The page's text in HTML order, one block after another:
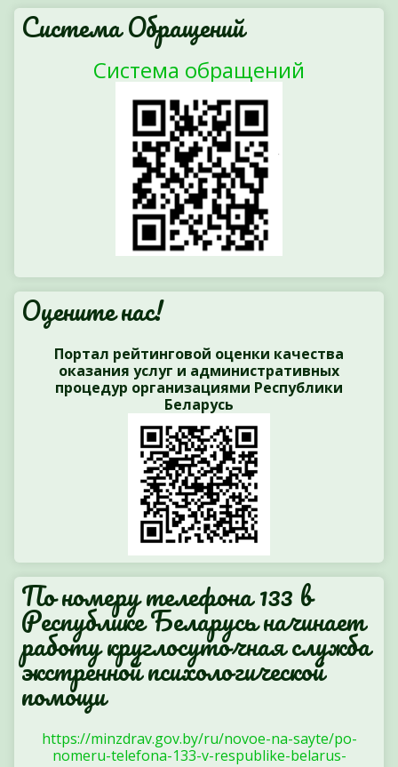
Система Обращений
Система обращений
Оцените нас!
Портал рейтинговой оценки качества
оказания услуг и административных
процедур организациями Республики
Беларусь
По номеру телефона 133 в
Республике Беларусь начинает
работу круглосуточная служба
экстренной психологической
помощи
https://minzdrav.gov.by/ru/novoe-na-sayte/po-
nomeru-telefona-133-v-respublike-belarus-